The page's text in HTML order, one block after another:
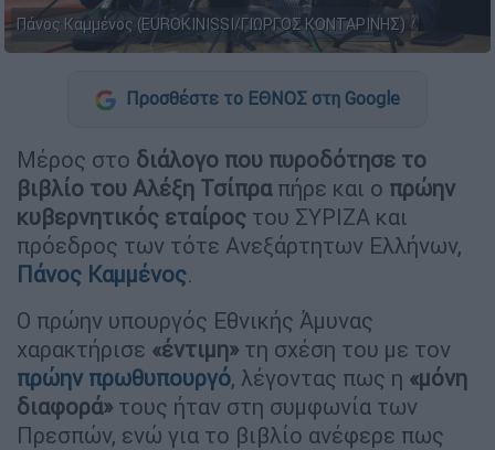
Πάνος Καμμένος (EUROKINISSI/ΓΙΩΡΓΟΣ ΚΟΝΤΑΡΙΝΗΣ)
Προσθέστε το ΕΘΝΟΣ στη Google
Μέρος στο διάλογο που πυροδότησε το
βιβλίο του Αλέξη Τσίπραπήρε και ο πρώην
κυβερνητικός εταίρος του ΣΥΡΙΖΑ και
πρόεδρος των τότε Ανεξάρτητων Ελλήνων,
Πάνος Καμμένος.
Ο πρώην υπουργός Εθνικής Άμυνας
χαρακτήρισε «έντιμη» τη σχέση του με τον
πρώην πρωθυπουργό, λέγοντας πως η «μόνη
διαφορά» τους ήταν στη συμφωνία των
Πρεσπών, ενώ για το βιβλίο ανέφερε πως